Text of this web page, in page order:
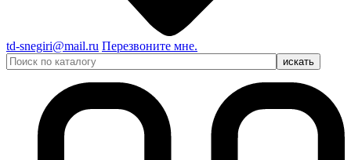
td-snegiri@mail.ru Перезвоните мне.